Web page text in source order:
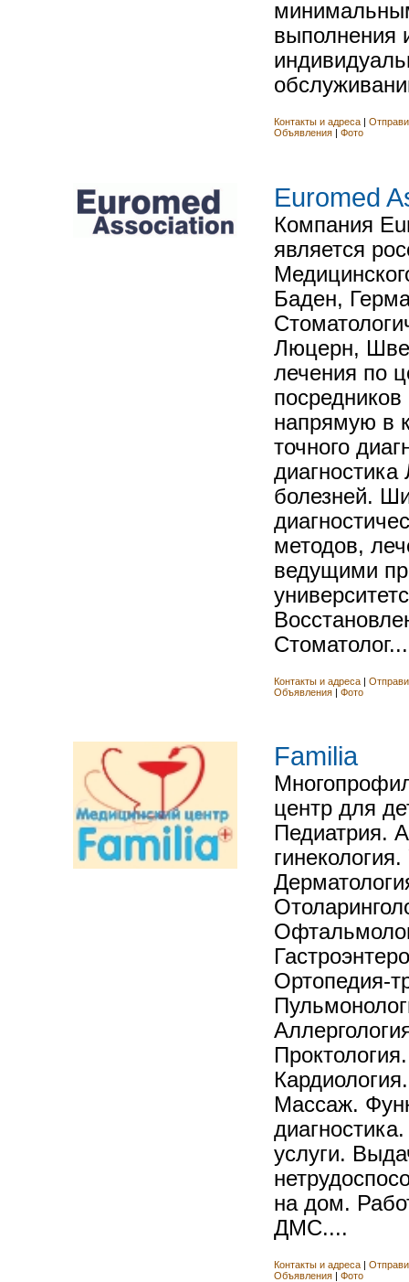
выполнения
Контакты и адреса
Объявления
Фото
Euromed
Компания
является
Баден,
Люцерн,
лечения по
напрямую в
точного
диагностика
болезней.
методов,
ведущими
Стоматолог...
Контакты и адреса |
Объявления | Фото
Familia
центр для
Педиатрия.
Ортопедия-
Массаж.
услуги.
на дом.
ДМС....
Контакты и адреса |
Объявления | Фото